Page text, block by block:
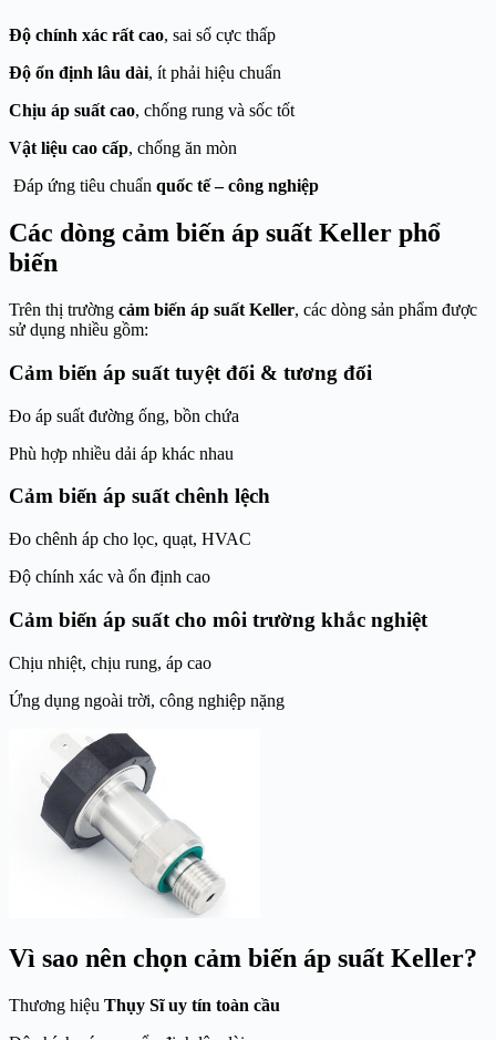
Độ chính xác rất cao, sai số cực thấp
Độ ổn định lâu dài, ít phải hiệu chuẩn
Chịu áp suất cao, chống rung và sốc tốt
Vật liệu cao cấp, chống ăn mòn
Đáp ứng tiêu chuẩn quốc tế – công nghiệp
Các dòng cảm biến áp suất Keller phổ
biến
Trên thị trường cảm biến áp suất Keller, các dòng sản phẩm được
sử dụng nhiều gồm:
Cảm biến áp suất tuyệt đối & tương đối
Đo áp suất đường ống, bồn chứa
Phù hợp nhiều dải áp khác nhau
Cảm biến áp suất chênh lệch
Đo chênh áp cho lọc, quạt, HVAC
Độ chính xác và ổn định cao
Cảm biến áp suất cho môi trường khắc nghiệt
Chịu nhiệt, chịu rung, áp cao
Ứng dụng ngoài trời, công nghiệp nặng
Vì sao nên chọn cảm biến áp suất Keller?
Thương hiệu Thụy Sĩ uy tín toàn cầu